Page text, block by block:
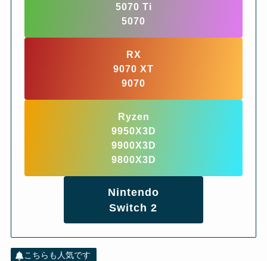
5070 Ti
5070
RX
9070 XT
9070
Ryzen
9950X3D
9900X3D
9800X3D
Nintendo
Switch 2
こちらも人気です